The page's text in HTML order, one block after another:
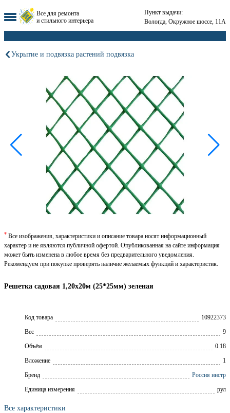
Все для ремонта
и стильного интерьера
Пункт выдачи:
Вологда, Окружное шоссе, 11А
Укрытие и подвязка растений подвязка
Решетка садовая 1,20х20м (25*25мм) зеленая
Код товара
10922373
Вес
9
Объём
0.18
Вложение
1
Брeнд
Россия инстр
Единица измерения
рул
Все характеристики
* Все изображения, характеристики и описание товара носят информационный
характер и не являются публичной офертой. Опубликованная на сайте информация
может быть изменена в любое время без предварительного уведомления.
Рекомендуем при покупке проверять наличие желаемых функций и характеристик.